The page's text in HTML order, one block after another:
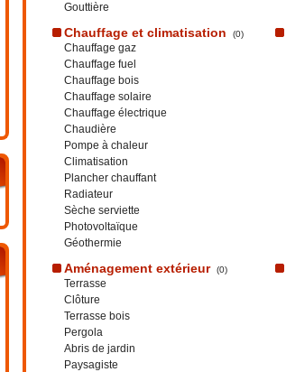
Gouttière
Chauffage et climatisation (0)
Chauffage gaz
Chauffage fuel
Chauffage bois
Chauffage solaire
Chauffage électrique
Chaudière
Pompe à chaleur
Climatisation
Plancher chauffant
Radiateur
Sèche serviette
Photovoltaïque
Géothermie
Aménagement extérieur (0)
Terrasse
Clôture
Terrasse bois
Pergola
Abris de jardin
Paysagiste